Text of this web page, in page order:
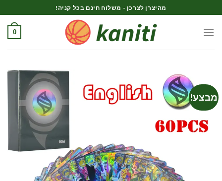
to
content
מהיצרן לצרכן - משלוח חינם בכל קניה!
0
מבצע!